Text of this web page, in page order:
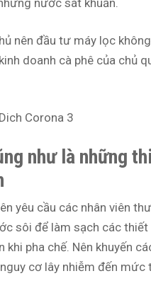
nước sát khuẩn.
nên đầu tư máy lọc
doanh cà phê của chủ
như là những
yêu cầu các nhân viên
sôi để làm sạch các
pha chế. Nên khuyến
cơ lây nhiễm đến mức